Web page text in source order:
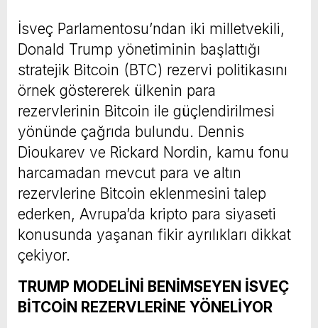
İsveç Parlamentosu’ndan iki milletvekili,
Donald Trump yönetiminin başlattığı
stratejik Bitcoin (BTC) rezervi politikasını
örnek göstererek ülkenin para
rezervlerinin Bitcoin ile güçlendirilmesi
yönünde çağrıda bulundu. Dennis
Dioukarev ve Rickard Nordin, kamu fonu
harcamadan mevcut para ve altın
rezervlerine Bitcoin eklenmesini talep
ederken, Avrupa’da kripto para siyaseti
konusunda yaşanan fikir ayrılıkları dikkat
çekiyor.
TRUMP MODELİNİ BENİMSEYEN İSVEÇ
BİTCOİN REZERVLERİNE YÖNELİYOR